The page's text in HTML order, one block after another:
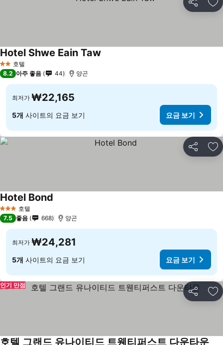
공유 즐
2 성급호텔
Hotel Shwe Eain Taw
8.2 아주 좋음 44 양곤
최저가 ₩22,165
5개 사이트의 요금 보기 요금 보기
공유 즐
3 성급 호텔
Hotel Bond
7.5 좋음 668 양곤
최저가 ₩24,281
5개 사이트의 요금 보기 요금 보기
공유 즐
인기 만점
호텔 그랜드 유나이티드 트웬티퍼스트 다운타운